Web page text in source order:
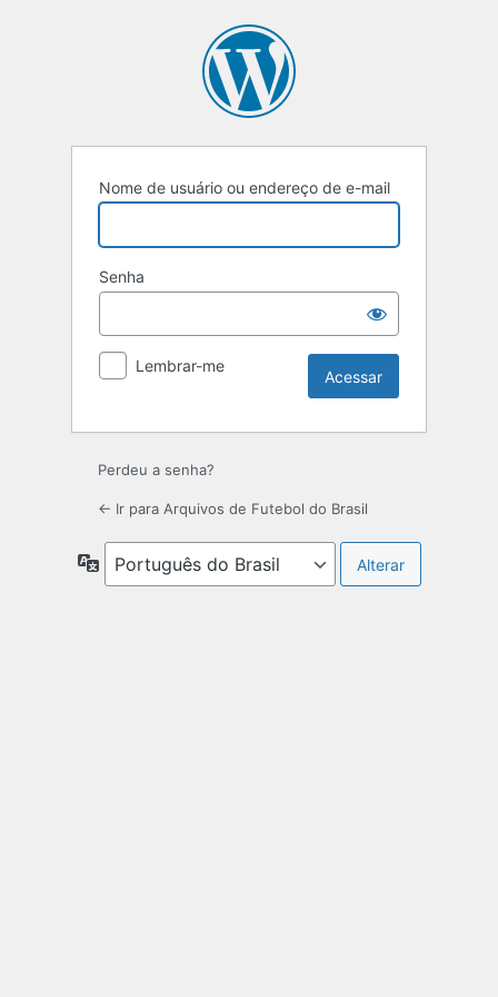
Nome de usuário ou endereço de e-mail
Senha
Lembrar-me
Perdeu a senha?
← Ir para Arquivos de Futebol do Brasil
Idioma